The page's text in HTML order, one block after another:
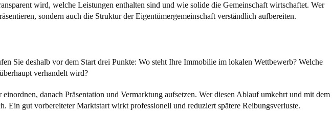
wird, welche Leistungen enthalten sind und wie solide die Gemeinschaft wirtschaftet. Wer
sondern auch die Struktur der Eigentümergemeinschaft verständlich aufbereiten.
Sie deshalb vor dem Start drei Punkte: Wo steht Ihre Immobilie im lokalen Wettbewerb? Welche
verhandelt wird?
danach Präsentation und Vermarktung aufsetzen. Wer diesen Ablauf umkehrt und mit dem
gut vorbereiteter Marktstart wirkt professionell und reduziert spätere Reibungsverluste.